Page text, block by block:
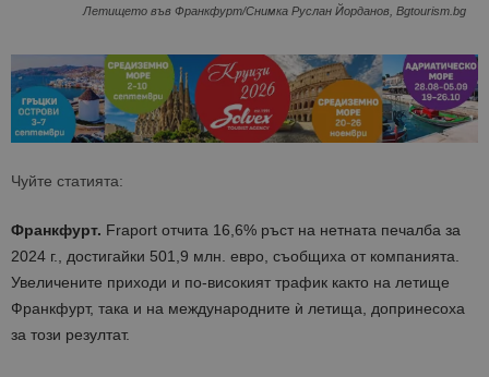
Летището във Франкфурт/Снимка Руслан Йорданов, Bgtourism.bg
Чуйте статията:
Франкфурт. Fraport отчита 16,6% ръст на нетната печалба за
2024 г., достигайки 501,9 млн. евро, съобщиха от компанията.
Увеличените приходи и по-високият трафик както на летище
Франкфурт, така и на международните ѝ летища, допринесоха
за този резултат.